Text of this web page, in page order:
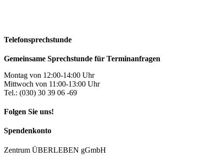
Telefonsprechstunde
Gemeinsame Sprechstunde für Terminanfragen
Montag von 12:00-14:00 Uhr
Mittwoch von 11:00-13:00 Uhr
Tel.: (030) 30 39 06 -69
Folgen Sie uns!
Spendenkonto
Zentrum ÜBERLEBEN gGmbH